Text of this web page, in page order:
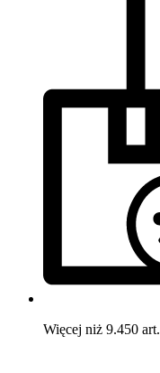
Więcej niż 9.450 art.